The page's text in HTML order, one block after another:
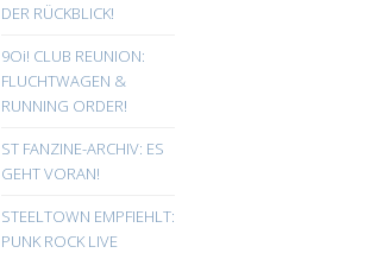
DER RÜCKBLICK!
9Oi! CLUB REUNION:
FLUCHTWAGEN &
RUNNING ORDER!
ST FANZINE-ARCHIV: ES
GEHT VORAN!
STEELTOWN EMPFIEHLT:
PUNK ROCK LIVE